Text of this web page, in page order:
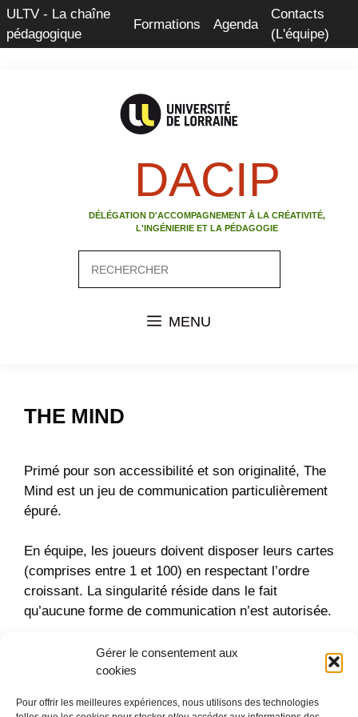
Gérer le consentement aux
cookies
Pour offrir les meilleures expériences, nous utilisons des technologies
Aller
au
contenu
ULTV - La chaîne
pédagogique
Formations Agenda
Contacts
(L'équipe)
DACIP
DÉLÉGATION D'ACCOMPAGNEMENT À LA CRÉATIVITÉ,
L'INGÉNIERIE ET LA PÉDAGOGIE
MENU
THE MIND
Primé pour son accessibilité et son originalité, The
Mind est un jeu de communication particulièrement
épuré.
En équipe, les joueurs doivent disposer leurs cartes
(comprises entre 1 et 100) en respectant l’ordre
croissant. La singularité réside dans le fait
qu’aucune forme de communication n’est autorisée.
Pour collaborer (et gagner collectivement), il faut
donc se parler sans émettre un son et prêter
des mains, regards…